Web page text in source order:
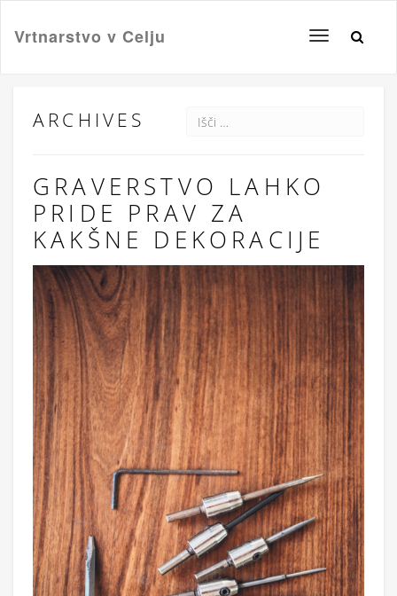
Toggle
Vrtnarstvo v Celju
ARCHIVES
GRAVERSTVO LAHKO
PRIDE PRAV ZA
KAKŠNE DEKORACIJE